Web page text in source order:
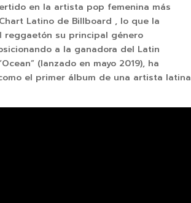
en la artista pop femenina más
Latino de Billboard , lo que la
reggaetón su principal género
a la ganadora del Latin
(lanzado en mayo 2019), ha
el primer álbum de una artista latina